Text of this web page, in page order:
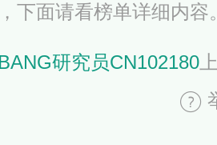
下面请看榜单详细内容
BANG研究员CN102180